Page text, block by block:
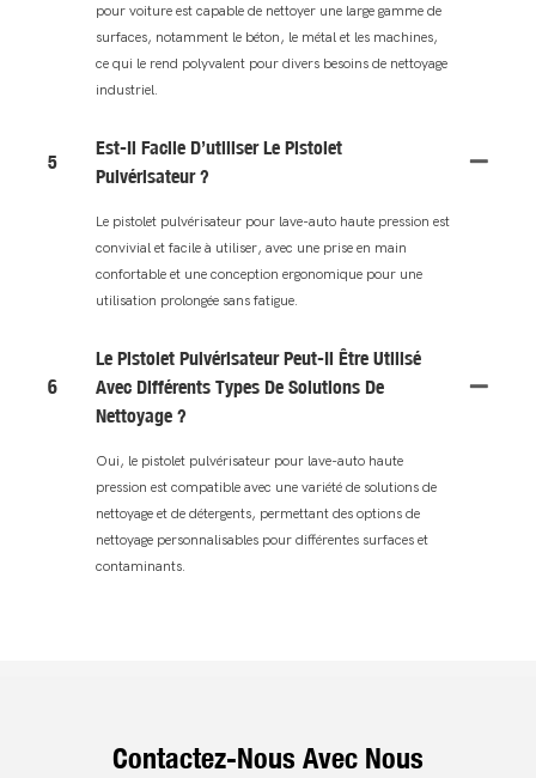
pour voiture est capable de nettoyer une large gamme de
surfaces, notamment le béton, le métal et les machines,
ce qui le rend polyvalent pour divers besoins de nettoyage
industriel.
5
Est-Il Facile D’utiliser Le Pistolet
Pulvérisateur ?
Le pistolet pulvérisateur pour lave-auto haute pression est
convivial et facile à utiliser, avec une prise en main
confortable et une conception ergonomique pour une
utilisation prolongée sans fatigue.
6
Le Pistolet Pulvérisateur Peut-Il Être Utilisé
Avec Différents Types De Solutions De
Nettoyage ?
Oui, le pistolet pulvérisateur pour lave-auto haute
pression est compatible avec une variété de solutions de
nettoyage et de détergents, permettant des options de
nettoyage personnalisables pour différentes surfaces et
contaminants.
Contactez-Nous Avec Nous